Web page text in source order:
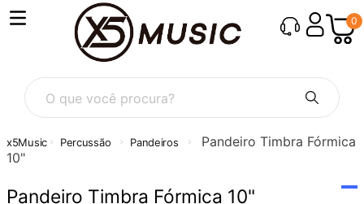
0
O que você procura?
Percussão Pandeiros
Pandeiro Timbra Fórmica
10"
Pandeiro Timbra Fórmica 10"